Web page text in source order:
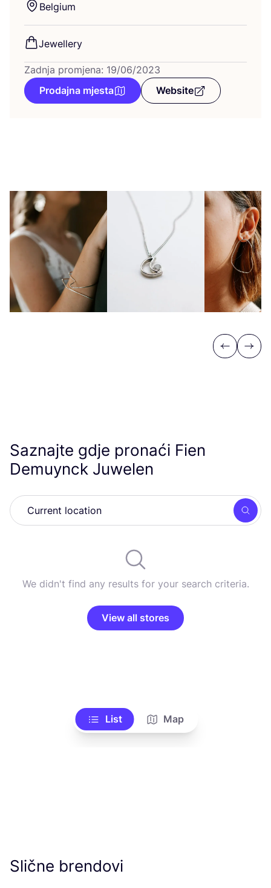
Bel­gi­um
Jewel­lery
Zadnja promjena: 19/06/2023
Prodajna mjesta
Website
Previous
Next
Saznajte gdje pronaći Fien
Demuynck Juwelen
We didn't find any results for your search criteria.
View all stores
List Map
Slične brendovi